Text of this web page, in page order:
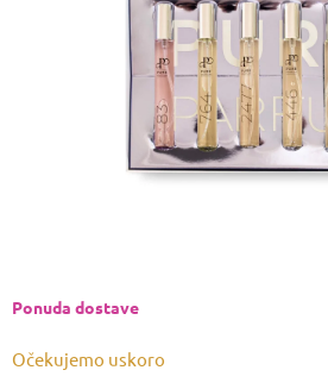
Očekujemo uskoro
Ponuda dostave